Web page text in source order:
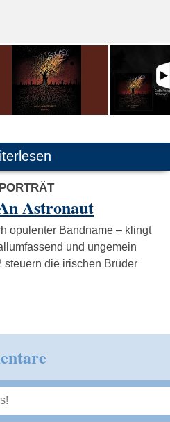
Astronaut
opulenter Bandname – klingt
und ungemein
die irischen Brüder